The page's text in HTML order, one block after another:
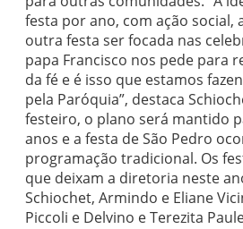
festa por ano, com ação social,
outra festa ser focada nas
papa Francisco nos pede para
da fé e é isso que estamos
pela Paróquia”, destaca
festeiro, o plano será mantido
anos e a festa de São Pedro
programação tradicional. Os
que deixam a diretoria neste
Schiochet, Armindo e Eliane
Piccoli e Delvino e Terezita